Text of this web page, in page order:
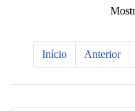
Início Anterior